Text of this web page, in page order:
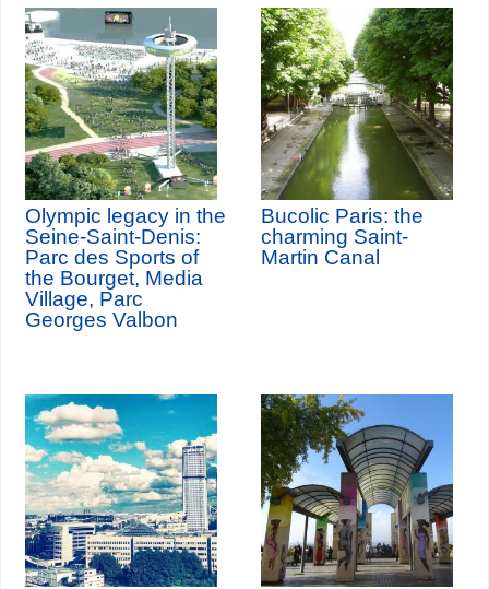
Olympic legacy in the
Seine-Saint-Denis:
Parc des Sports of
the Bourget, Media
Village, Parc
Georges Valbon
Bucolic Paris: the
charming Saint-
Martin Canal